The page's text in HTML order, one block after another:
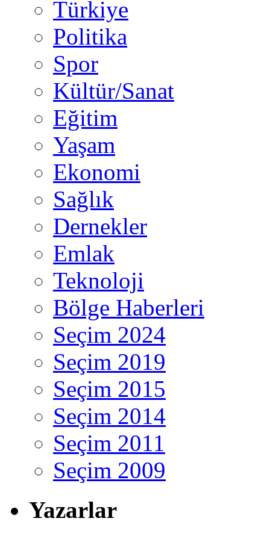
Türkiye
Politika
Spor
Kültür/Sanat
Eğitim
Yaşam
Ekonomi
Sağlık
Dernekler
Emlak
Teknoloji
Bölge Haberleri
Seçim 2024
Seçim 2019
Seçim 2015
Seçim 2014
Seçim 2011
Seçim 2009
Yazarlar